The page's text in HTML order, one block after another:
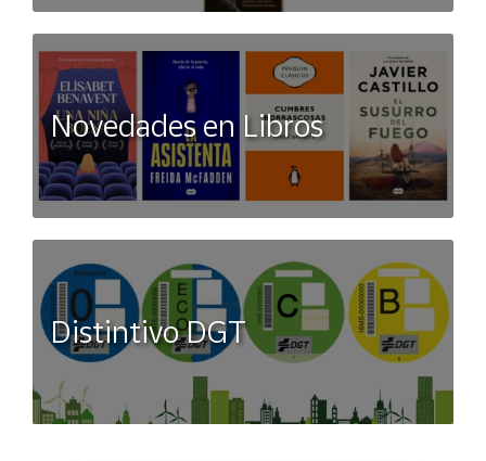
Novedades en Libros
Distintivo DGT